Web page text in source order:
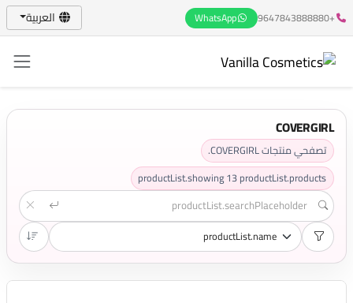
+9647843888880
WhatsApp العربية
COVERGIRL
تصفحي منتجات COVERGIRL.
productList.showing13productList.products